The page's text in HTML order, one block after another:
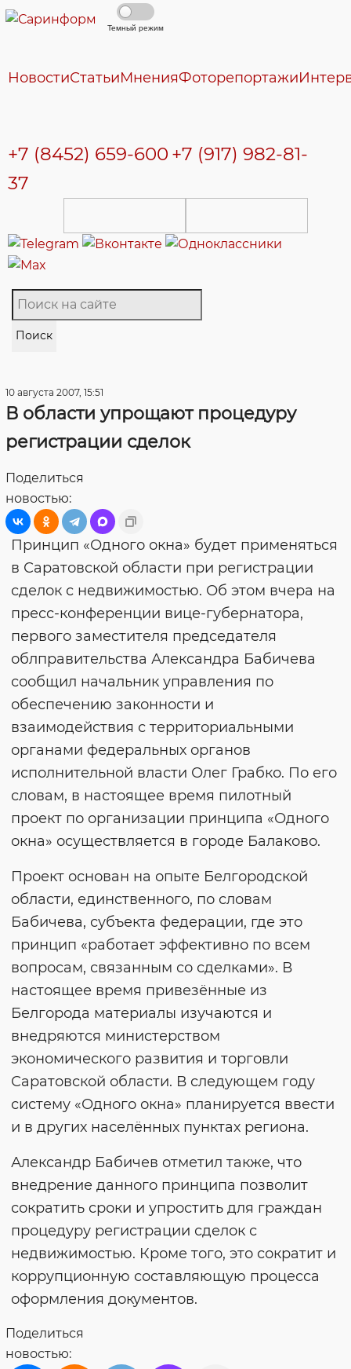
Темный режим
НовостиСтатьиМненияФоторепортажи
+7 (8452) 659-600 +7 (917) 982-81-
37
Поиск
10 августа 2007, 15:51
В области упрощают процедуру
регистрации сделок
Поделиться
новостью:
Принцип «Одного окна» будет применяться
в Саратовской области при регистрации
сделок с недвижимостью. Об этом вчера на
пресс-конференции вице-губернатора,
первого заместителя председателя
облправительства Александра Бабичева
сообщил начальник управления по
обеспечению законности и
взаимодействия с территориальными
органами федеральных органов
исполнительной власти Олег Грабко. По его
словам, в настоящее время пилотный
проект по организации принципа «Одного
окна» осуществляется в городе Балаково.
Проект основан на опыте Белгородской
области, единственного, по словам
Бабичева, субъекта федерации, где это
принцип «работает эффективно по всем
вопросам, связанным со сделками». В
настоящее время привезённые из
Белгорода материалы изучаются и
внедряются министерством
экономического развития и торговли
Саратовской области. В следующем году
систему «Одного окна» планируется ввести
и в других населённых пунктах региона.
Александр Бабичев отметил также, что
внедрение данного принципа позволит
сократить сроки и упростить для граждан
процедуру регистрации сделок с
недвижимостью. Кроме того, это сократит и
коррупционную составляющую процесса
оформления документов.
Поделиться
новостью: